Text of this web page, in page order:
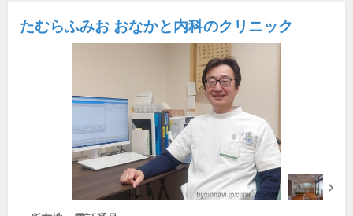
たむらふみお おなかと内科のクリニック